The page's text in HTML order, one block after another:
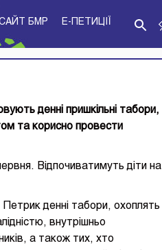
БМР E-ПЕТИЦІЇ
денні пришкільні табори,
та корисно провести
Відпочиватимуть діти на
Петрик денні табори, охоплять
внутрішньо
а також тих, хто